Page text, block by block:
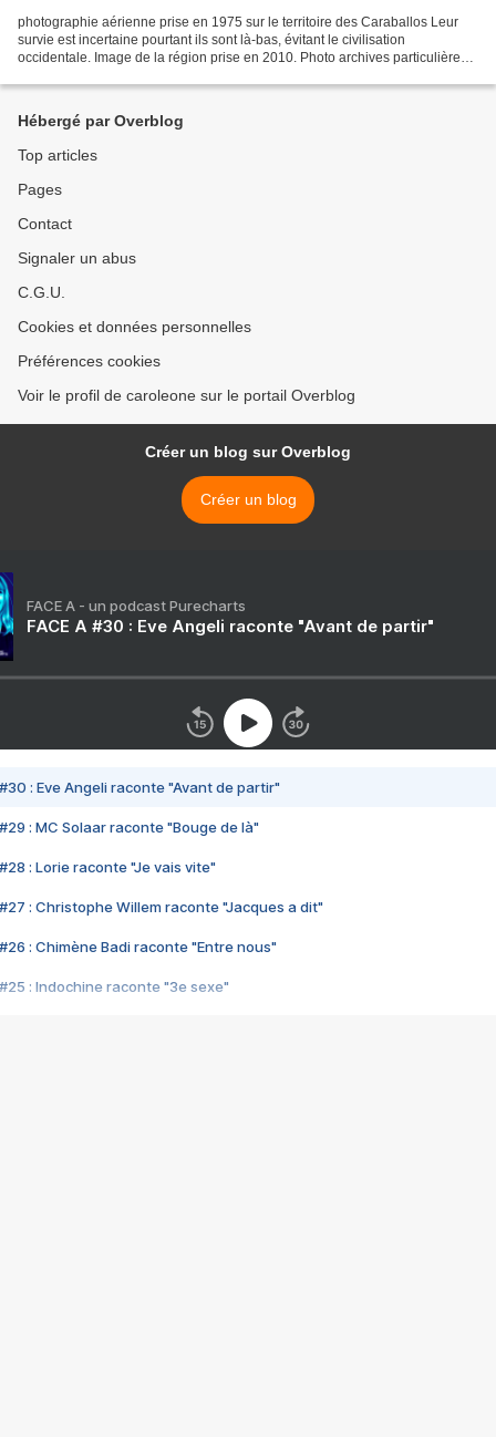
photographie aérienne prise en 1975 sur le territoire des Caraballos Leur
survie est incertaine pourtant ils sont là-bas, évitant le civilisation
occidentale. Image de la région prise en 2010. Photo archives particulières
Hébergé par Overblog
Top articles
Pages
Contact
Signaler un abus
C.G.U.
Cookies et données personnelles
Préférences cookies
Voir le profil de caroleone sur le portail Overblog
Créer un blog sur Overblog
Créer un blog
FACE A - un podcast Purecharts
FACE A #30 : Eve Angeli raconte "Avant de partir"
#30 : Eve Angeli raconte "Avant de partir"
#29 : MC Solaar raconte "Bouge de là"
#28 : Lorie raconte "Je vais vite"
#27 : Christophe Willem raconte "Jacques a dit"
#26 : Chimène Badi raconte "Entre nous"
#25 : Indochine raconte "3e sexe"